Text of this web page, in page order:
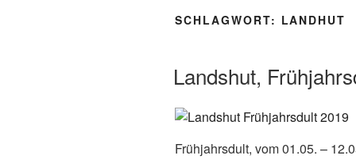
SCHLAGWORT: LANDHUT
Landshut,
Frühjahrsdult, vom 01.05. –